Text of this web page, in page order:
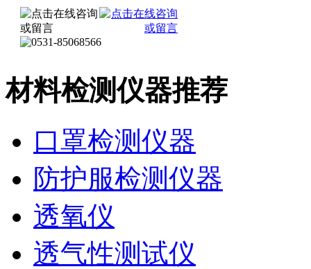
材料检测仪器推荐
口罩检测仪器
防护服检测仪器
透氧仪
透气性测试仪